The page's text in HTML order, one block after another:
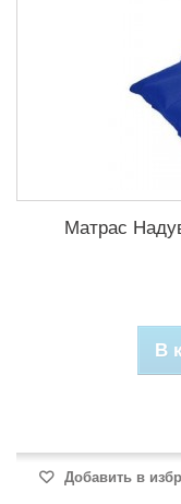
Матрас
В
Добавить в